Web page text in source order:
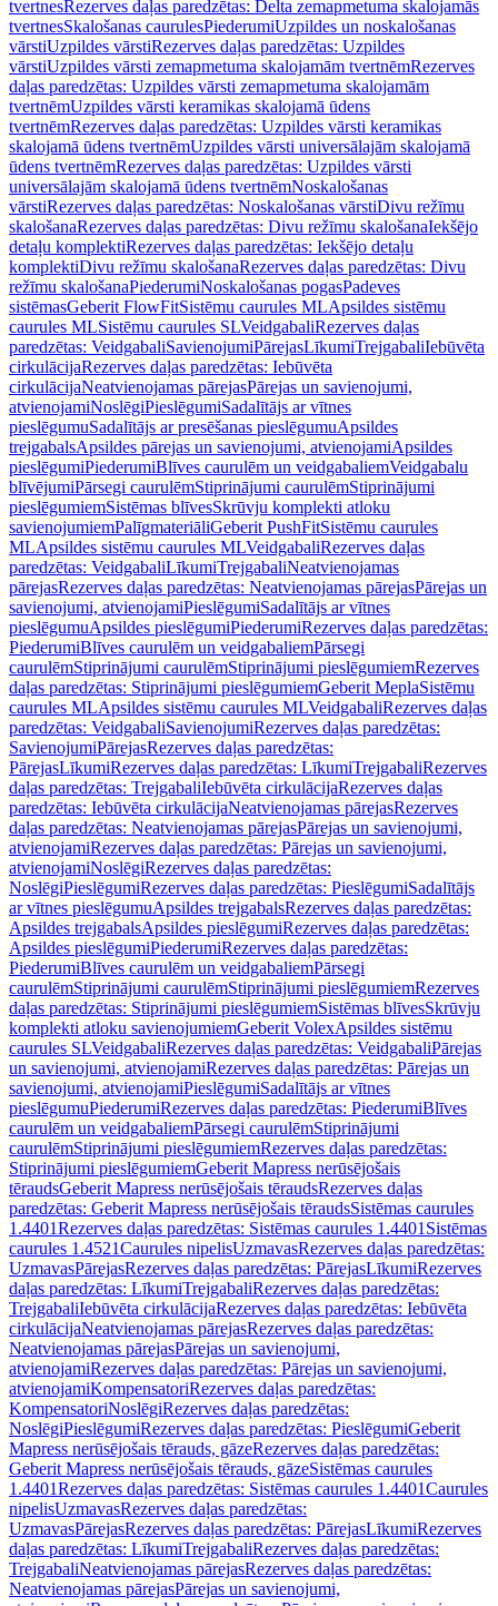
tvertnesRezerves daļas paredzētas: Delta zemapmetuma skalojamās
tvertnesSkalošanas caurulesPiederumiUzpildes un noskalošanas
vārstiUzpildes vārstiRezerves daļas paredzētas: Uzpildes
vārstiUzpildes vārsti zemapmetuma skalojamām tvertnēmRezerves
daļas paredzētas: Uzpildes vārsti zemapmetuma skalojamām
tvertnēmUzpildes vārsti keramikas skalojamā ūdens
tvertnēmRezerves daļas paredzētas: Uzpildes vārsti keramikas
skalojamā ūdens tvertnēmUzpildes vārsti universālajām skalojamā
ūdens tvertnēmRezerves daļas paredzētas: Uzpildes vārsti
universālajām skalojamā ūdens tvertnēmNoskalošanas
vārstiRezerves daļas paredzētas: Noskalošanas vārstiDivu režīmu
skalošanaRezerves daļas paredzētas: Divu režīmu skalošanaIekšējo
detaļu komplektiRezerves daļas paredzētas: Iekšējo detaļu
komplektiDivu režīmu skalošanaRezerves daļas paredzētas: Divu
režīmu skalošanaPiederumiNoskalošanas pogasPadeves
sistēmasGeberit FlowFitSistēmu caurules MLApsildes sistēmu
caurules MLSistēmu caurules SLVeidgabaliRezerves daļas
paredzētas: VeidgabaliSavienojumiPārejasLīkumiTrejgabaliIebūvēta
cirkulācijaRezerves daļas paredzētas: Iebūvēta
cirkulācijaNeatvienojamas pārejasPārejas un savienojumi,
atvienojamiNoslēgiPieslēgumiSadalītājs ar vītnes
pieslēgumuSadalītājs ar presēšanas pieslēgumuApsildes
trejgabalsApsildes pārejas un savienojumi, atvienojamiApsildes
pieslēgumiPiederumiBlīves caurulēm un veidgabaliemVeidgabalu
blīvējumiPārsegi caurulēmStiprinājumi caurulēmStiprinājumi
pieslēgumiemSistēmas blīvesSkrūvju komplekti atloku
savienojumiemPalīgmateriāliGeberit PushFitSistēmu caurules
MLApsildes sistēmu caurules MLVeidgabaliRezerves daļas
paredzētas: VeidgabaliLīkumiTrejgabaliNeatvienojamas
pārejasRezerves daļas paredzētas: Neatvienojamas pārejasPārejas un
savienojumi, atvienojamiPieslēgumiSadalītājs ar vītnes
pieslēgumuApsildes pieslēgumiPiederumiRezerves daļas paredzētas:
PiederumiBlīves caurulēm un veidgabaliemPārsegi
caurulēmStiprinājumi caurulēmStiprinājumi pieslēgumiemRezerves
daļas paredzētas: Stiprinājumi pieslēgumiemGeberit MeplaSistēmu
caurules MLApsildes sistēmu caurules MLVeidgabaliRezerves daļas
paredzētas: VeidgabaliSavienojumiRezerves daļas paredzētas:
SavienojumiPārejasRezerves daļas paredzētas:
PārejasLīkumiRezerves daļas paredzētas: LīkumiTrejgabaliRezerves
daļas paredzētas: TrejgabaliIebūvēta cirkulācijaRezerves daļas
paredzētas: Iebūvēta cirkulācijaNeatvienojamas pārejasRezerves
daļas paredzētas: Neatvienojamas pārejasPārejas un savienojumi,
atvienojamiRezerves daļas paredzētas: Pārejas un savienojumi,
atvienojamiNoslēgiRezerves daļas paredzētas:
NoslēgiPieslēgumiRezerves daļas paredzētas: PieslēgumiSadalītājs
ar vītnes pieslēgumuApsildes trejgabalsRezerves daļas paredzētas:
Apsildes trejgabalsApsildes pieslēgumiRezerves daļas paredzētas:
Apsildes pieslēgumiPiederumiRezerves daļas paredzētas:
PiederumiBlīves caurulēm un veidgabaliemPārsegi
caurulēmStiprinājumi caurulēmStiprinājumi pieslēgumiemRezerves
daļas paredzētas: Stiprinājumi pieslēgumiemSistēmas blīvesSkrūvju
komplekti atloku savienojumiemGeberit VolexApsildes sistēmu
caurules SLVeidgabaliRezerves daļas paredzētas: VeidgabaliPārejas
un savienojumi, atvienojamiRezerves daļas paredzētas: Pārejas un
savienojumi, atvienojamiPieslēgumiSadalītājs ar vītnes
pieslēgumuPiederumiRezerves daļas paredzētas: PiederumiBlīves
caurulēm un veidgabaliemPārsegi caurulēmStiprinājumi
caurulēmStiprinājumi pieslēgumiemRezerves daļas paredzētas:
Stiprinājumi pieslēgumiemGeberit Mapress nerūsējošais
tēraudsGeberit Mapress nerūsējošais tēraudsRezerves daļas
paredzētas: Geberit Mapress nerūsējošais tēraudsSistēmas caurules
1.4401Rezerves daļas paredzētas: Sistēmas caurules 1.4401 Sistēmas
caurules 1.4521Caurules nipelisUzmavasRezerves daļas paredzētas:
UzmavasPārejasRezerves daļas paredzētas: PārejasLīkumiRezerves
daļas paredzētas: LīkumiTrejgabaliRezerves daļas paredzētas:
TrejgabaliIebūvēta cirkulācijaRezerves daļas paredzētas: Iebūvēta
cirkulācijaNeatvienojamas pārejasRezerves daļas paredzētas:
Neatvienojamas pārejasPārejas un savienojumi,
atvienojamiRezerves daļas paredzētas: Pārejas un savienojumi,
atvienojamiKompensatoriRezerves daļas paredzētas:
KompensatoriNoslēgiRezerves daļas paredzētas:
NoslēgiPieslēgumiRezerves daļas paredzētas: PieslēgumiGeberit
Mapress nerūsējošais tērauds, gāzeRezerves daļas paredzētas:
Geberit Mapress nerūsējošais tērauds, gāzeSistēmas caurules
1.4401Rezerves daļas paredzētas: Sistēmas caurules 1.4401Caurules
nipelisUzmavasRezerves daļas paredzētas:
UzmavasPārejasRezerves daļas paredzētas: PārejasLīkumiRezerves
daļas paredzētas: LīkumiTrejgabaliRezerves daļas paredzētas:
TrejgabaliNeatvienojamas pārejasRezerves daļas paredzētas:
Neatvienojamas pārejasPārejas un savienojumi,